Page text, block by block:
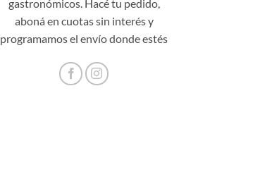
gastronómicos. Hacé tu pedido,
aboná en cuotas sin interés y
programamos el envío donde estés